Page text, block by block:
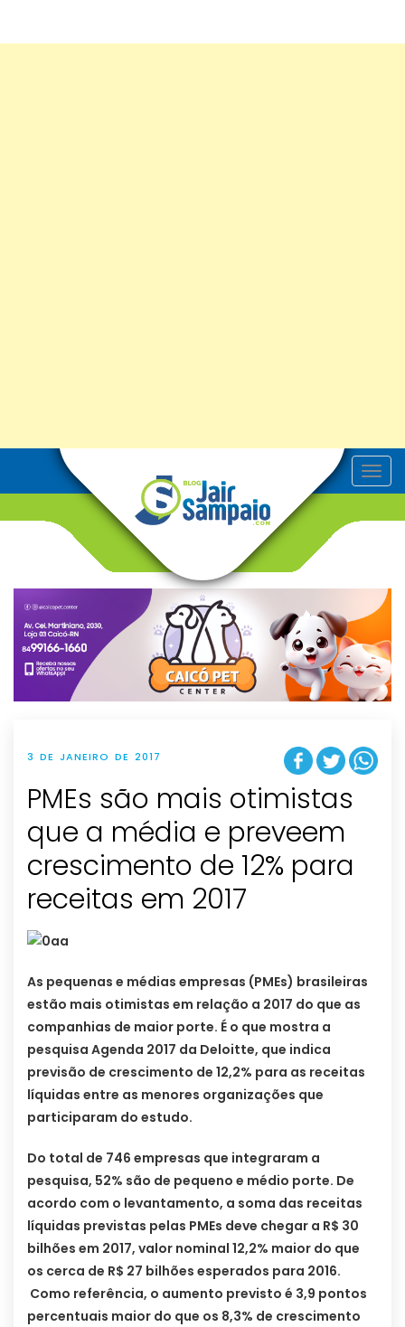
T
o
v
g
t
i
o
n
3 DE JANEIRO DE 2017
PMEs são mais otimistas
que a média e preveem
crescimento de 12% para
receitas em 2017
As pequenas e médias empresas (PMEs) brasileiras
estão mais otimistas em relação a 2017 do que as
companhias de maior porte. É o que mostra a
pesquisa Agenda 2017 da Deloitte, que indica
previsão de crescimento de 12,2% para as receitas
líquidas entre as menores organizações que
participaram do estudo.
Do total de 746 empresas que integraram a
pesquisa, 52% são de pequeno e médio porte. De
acordo com o levantamento, a soma das receitas
líquidas previstas pelas PMEs deve chegar a R$ 30
bilhões em 2017, valor nominal 12,2% maior do que
os cerca de R$ 27 bilhões esperados para 2016.
Como referência, o aumento previsto é 3,9 pontos
percentuais maior do que os 8,3% de crescimento